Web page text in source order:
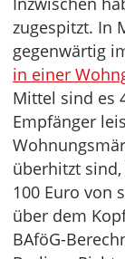
zugespitzt. In
gegenwärtig
in einer
Mittel sind es
Empfänger
überhitzt
100 Euro von
über dem
BAföG-